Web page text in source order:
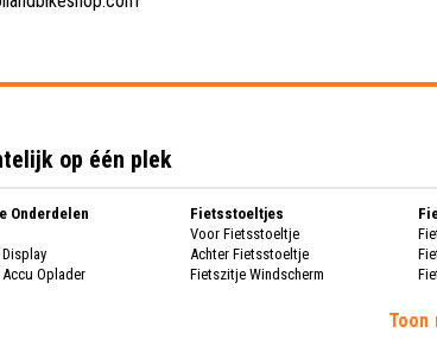
op één plek
Onderdelen
Display
Accu Oplader
Fietsstoeltjes
Voor Fietsstoeltje
Achter Fietsstoeltje
Fietszitje Windscherm
Toon